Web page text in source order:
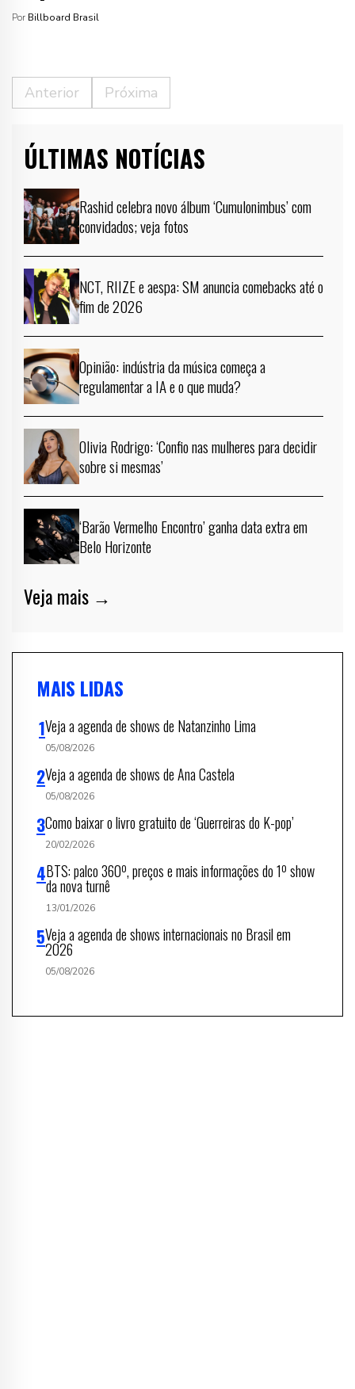
Por Billboard Brasil
Anterior Próxima
ÚLTIMAS NOTÍCIAS
Rashid celebra novo álbum ‘Cumulonimbus’ com
convidados; veja fotos
NCT, RIIZE e aespa: SM anuncia comebacks até o
fim de 2026
Opinião: indústria da música começa a
regulamentar a IA e o que muda?
Olivia Rodrigo: ‘Confio nas mulheres para decidir
sobre si mesmas’
‘Barão Vermelho Encontro’ ganha data extra em
Belo Horizonte
Veja mais →
MAIS LIDAS
Veja a agenda de shows de Natanzinho Lima
05/08/2026
Veja a agenda de shows de Ana Castela
05/08/2026
Como baixar o livro gratuito de ‘Guerreiras do K-pop’
20/02/2026
BTS: palco 360º, preços e mais informações do 1º show
da nova turnê
13/01/2026
Veja a agenda de shows internacionais no Brasil em
2026
05/08/2026